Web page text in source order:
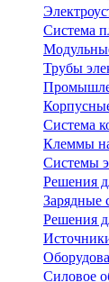
Система
Трубы
Система
Клеммы
Системы
Решения
Зарядные
Решения
Силовое